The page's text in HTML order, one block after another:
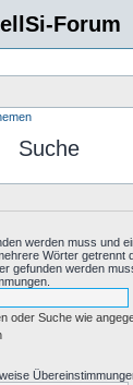
Forum
Suche
werden muss und
Wörter getrennt
gefunden werden
oder Suche wie